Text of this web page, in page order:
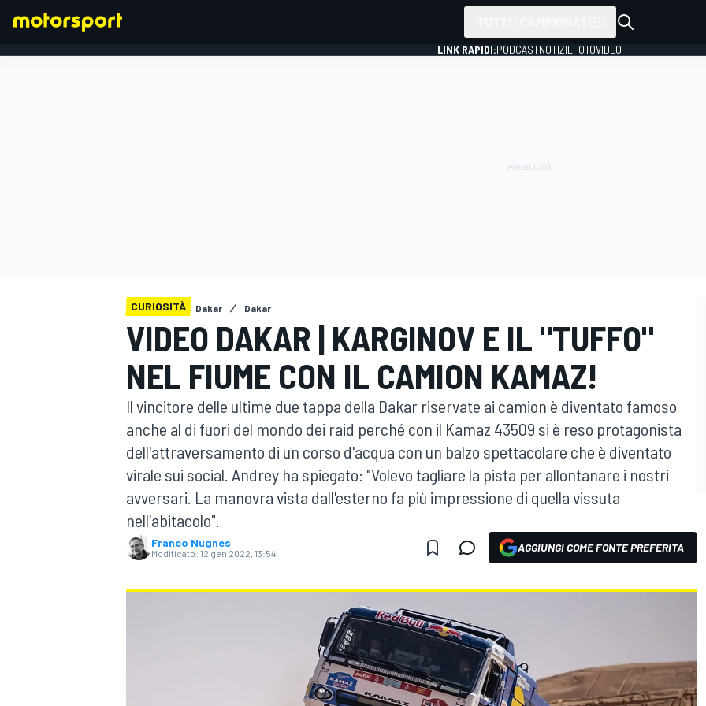
MOTOGP WEC
WRC
LINK RAPIDI:PODCASTNOTIZIEFOTOVIDEO
CURIOSITÀ Dakar Dakar
VIDEO DAKAR | KARGINOV E IL "TUFFO"
NEL FIUME CON IL CAMION KAMAZ!
Il vincitore delle ultime due tappa della Dakar riservate ai camion è diventato famoso
anche al di fuori del mondo dei raid perché con il Kamaz 43509 si è reso protagonista
dell'attraversamento di un corso d'acqua con un balzo spettacolare che è diventato
virale sui social. Andrey ha spiegato: "Volevo tagliare la pista per allontanare i nostri
avversari. La manovra vista dall'esterno fa più impressione di quella vissuta
nell'abitacolo".
Franco Nugnes
Modificato: 12 gen 2022, 13:54 AGGIUNGI COME FONTE PREFERITA